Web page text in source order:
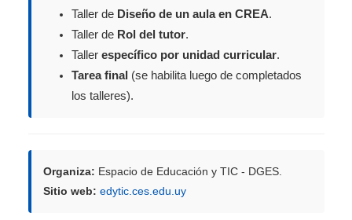
Taller de Diseño de un aula en CREA.
Taller de Rol del tutor.
Taller específico por unidad curricular.
Tarea final (se habilita luego de completados
los talleres).
Organiza: Espacio de Educación y TIC - DGES.
Sitio web: edytic.ces.edu.uy